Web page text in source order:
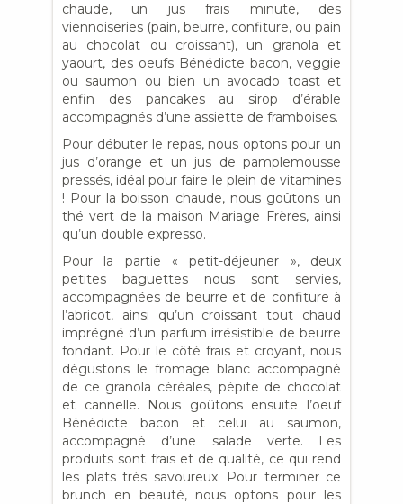
chaude, un jus frais minute, des
viennoiseries (pain, beurre, confiture, ou pain
au chocolat ou croissant), un granola et
yaourt, des oeufs Bénédicte bacon, veggie
ou saumon ou bien un avocado toast et
enfin des pancakes au sirop d’érable
accompagnés d’une assiette de framboises.
Pour débuter le repas, nous optons pour un
jus d’orange et un jus de pamplemousse
pressés, idéal pour faire le plein de vitamines
! Pour la boisson chaude, nous goûtons un
thé vert de la maison Mariage Frères, ainsi
qu’un double expresso.
Pour la partie « petit-déjeuner », deux
petites baguettes nous sont servies,
accompagnées de beurre et de confiture à
l’abricot, ainsi qu’un croissant tout chaud
imprégné d’un parfum irrésistible de beurre
fondant. Pour le côté frais et croyant, nous
dégustons le fromage blanc accompagné
de ce granola céréales, pépite de chocolat
et cannelle. Nous goûtons ensuite l’oeuf
Bénédicte bacon et celui au saumon,
accompagné d’une salade verte. Les
produits sont frais et de qualité, ce qui rend
les plats très savoureux. Pour terminer ce
brunch en beauté, nous optons pour les